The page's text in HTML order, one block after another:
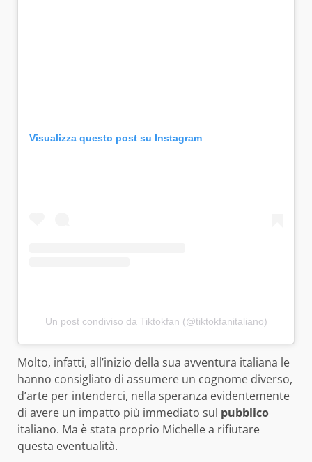
Visualizza questo post su Instagram
Un post condiviso da Tiktokfan (@tiktokfanitaliano)
Molto, infatti, all’inizio della sua avventura italiana le
hanno consigliato di assumere un cognome diverso,
d’arte per intenderci, nella speranza evidentemente
di avere un impatto più immediato sul pubblico
italiano. Ma è stata proprio Michelle a rifiutare
questa eventualità.